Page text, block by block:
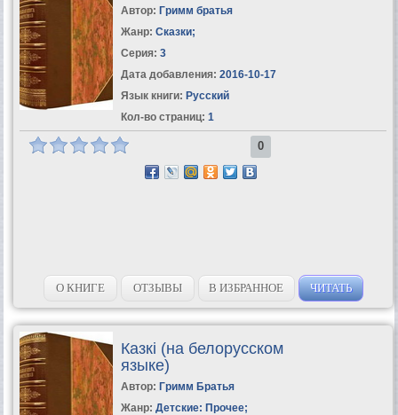
Автор: Гримм братья
Жанр: Сказки;
Серия: 3
Дата добавления: 2016-10-17
Язык книги: Русский
Кол-во страниц: 1
0
О КНИГЕ ОТЗЫВЫ В ИЗБРАННОЕ ЧИТАТЬ
Казкi (на белорусском
языке)
Автор: Гримм Братья
Жанр: Детские: Прочее;